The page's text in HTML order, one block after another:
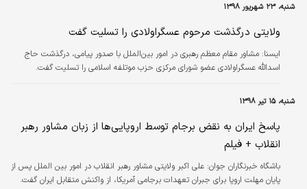
شنبه، ۲۳ شهریور ۱۳۹۸
ولایتی درگذشت مرحوم عسگراولادی را تسلیت گفت
ايسنا: مشاور مقام معظم رهبری در امور بین‌الملل با صدور پیامی، درگذشت حاج
اسدالله عسگراولادی عضو شورای مرکزی حزب موتلفه اسلامی را تسلیت گفت.
شنبه، ۱۵ تیر ۱۳۹۸
پاسخ ایران به نقض برجام توسط اروپایی‌ها از زبان مشاور رهبر
انقلاب + فیلم
باشگاه خبرنگاران جوان: علی اکبر ولایتی مشاور رهبر انقلاب در امور بین الملل پس از
پایان مهلت اروپا برای جبران تعهدات برجامی آمریکا، از واکنش متقابل ایران گفت.